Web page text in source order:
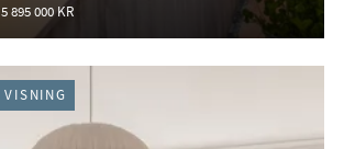
5 895 000 KR
VISNING